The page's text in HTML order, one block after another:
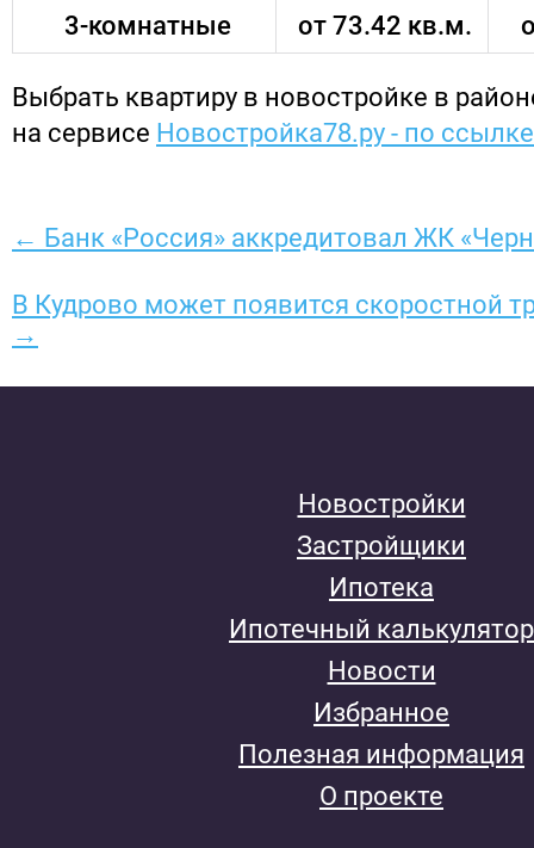
3-комнатные от 73.42 кв.м.
Выбрать квартиру в новостройке в
на сервисе Новостройка78.ру - по ссылке
← Банк «Россия» аккредитовал ЖК
В Кудрово может появится скоростной
→
Новостройки
Застройщики
Ипотека
Ипотечный калькулятор
Новости
Избранное
Полезная информация
О проекте